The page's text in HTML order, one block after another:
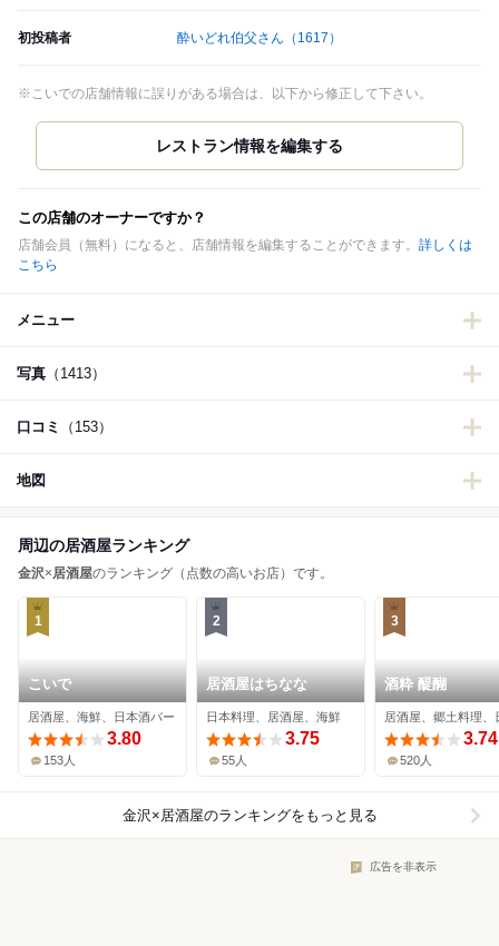
初投稿者 酔いどれ伯父さん （1617）
※こいでの店舗情報に誤りがある場合は、以下から修正して下さい。
この店舗のオーナーですか？
店舗会員（無料）になると、店舗情報を編集することができます。 詳しくは
こちら
メニュー
写真 （1413）
口コミ （153）
地図
周辺の居酒屋ランキング
金沢×居酒屋のランキング（点数の高いお店）です。
1
こいで
居酒屋、海鮮、日本酒バー
3.80
153人
2
居酒屋はちなな
日本料理、居酒屋、海鮮
3.75
55人
3
酒粋 醍醐
3.74
520人
金沢×居酒屋のランキングをもっと見る
広告を非表示